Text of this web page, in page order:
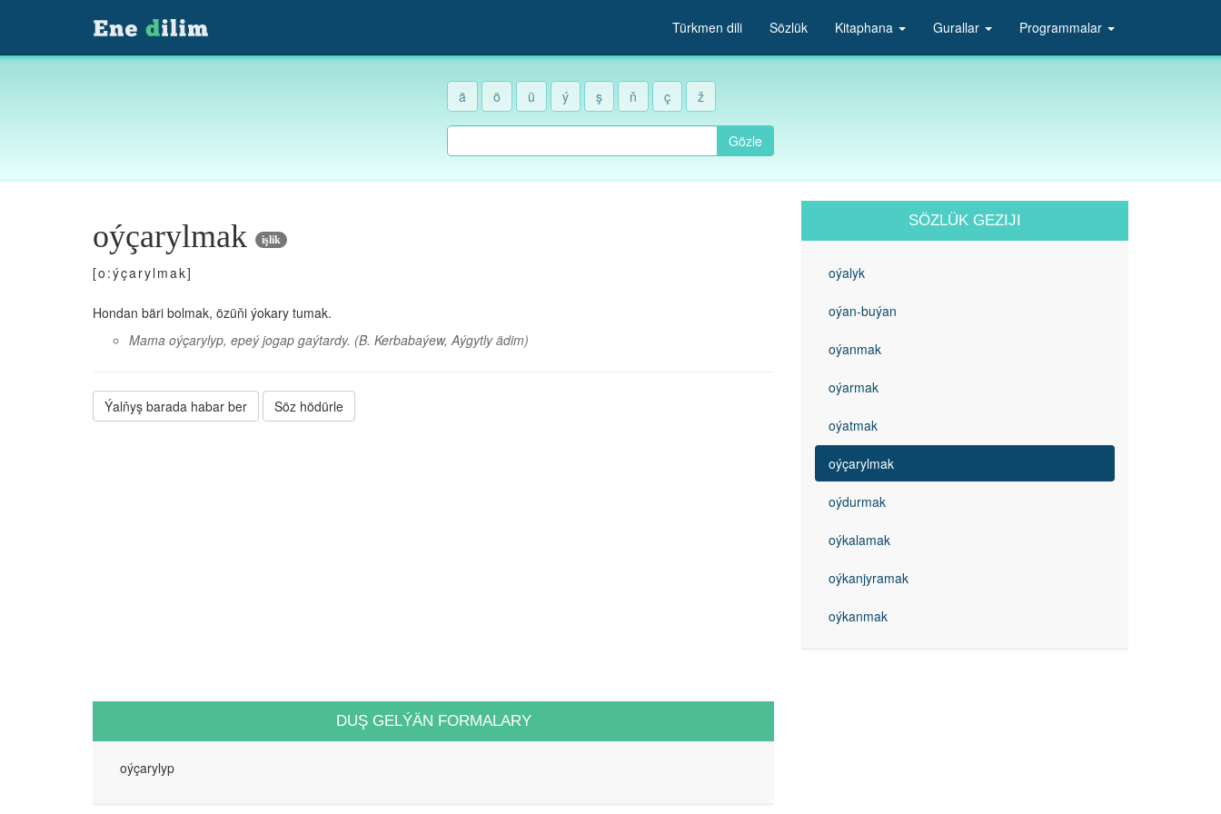
Türkmen dili Sözlük Kitaphana Gurallar Programmalar
ä ö ü ý ş ň ç ž
Gözle
oýçarylmak işlik
[o:ýçarylmak]
Hondan bäri bolmak, özüňi ýokary tumak.
Mama oýçarylyp, epeý jogap gaýtardy. (B. Kerbabaýew, Aýgytly ädim)
Ýalňyş barada habar ber Söz hödürle
DUŞ GELÝÄN FORMALARY
oýçarylyp
SÖZLÜK GEZIJI
oýalyk
oýan-buýan
oýanmak
oýarmak
oýatmak
oýçarylmak
oýdurmak
oýkalamak
oýkanjyramak
oýkanmak